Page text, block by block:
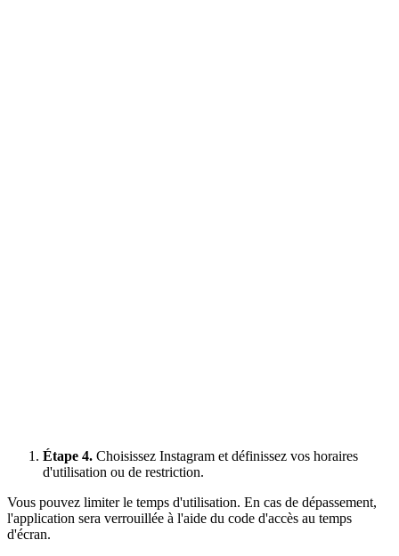
Étape 4. Choisissez Instagram et définissez vos horaires
d'utilisation ou de restriction.
Vous pouvez limiter le temps d'utilisation. En cas de dépassement,
l'application sera verrouillée à l'aide du code d'accès au temps
d'écran.